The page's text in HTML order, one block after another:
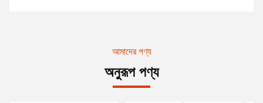
আমাদের পণ্য
অনুরূপ পণ্য